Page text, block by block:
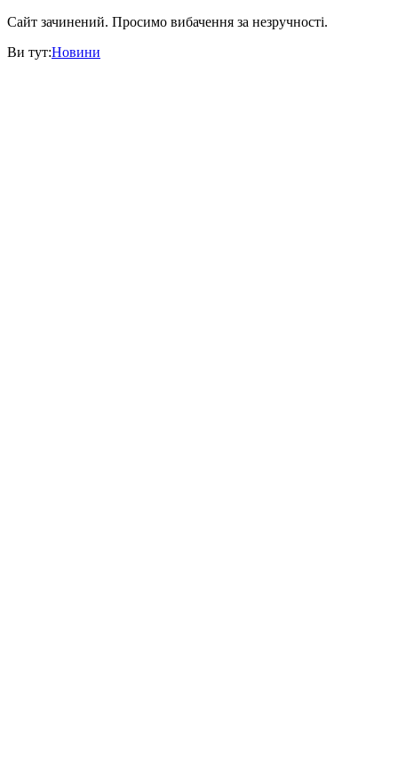
Сайт зачинений. Просимо вибачення за незручності.
Ви тут:Новини